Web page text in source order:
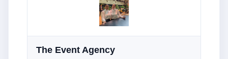
The Event Agency